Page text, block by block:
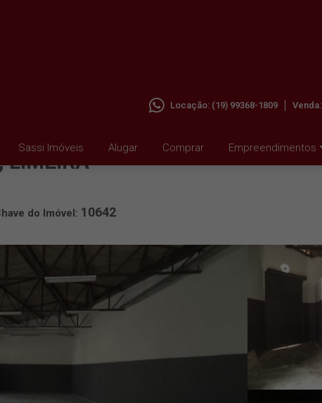
Sassi Imóveis Alugar Comprar Empreendimentos
Locação: (19) 99368-1809 Venda:
LIMEIRA
do Imóvel: 10642